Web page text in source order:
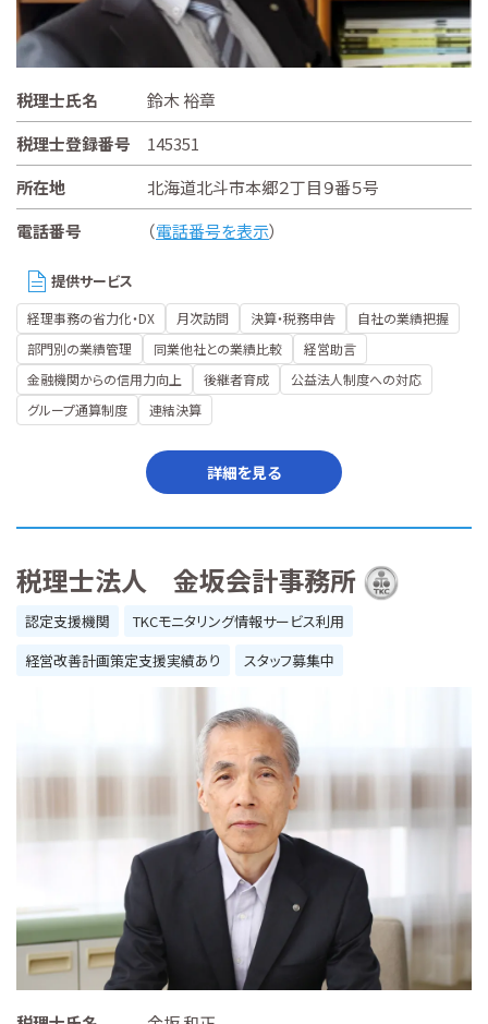
税理士氏名
鈴木 裕章
税理士登録番号
145351
所在地
北海道北斗市本郷２丁目９番５号
電話番号
（電話番号を表示）
提供サービス
経理事務の省力化・DX 月次訪問 決算・税務申告
自社の業績把握
部門別の業績管理
同業他社との業績比較
経営助言
金融機関からの信用力向上
後継者育成
公益法人制度への対応
グループ通算制度
連結決算
詳細を見る
税理士法人 金坂会計事務所
認定支援機関
TKCモニタリング情報サービス利用
経営改善計画策定支援実績あり
スタッフ募集中